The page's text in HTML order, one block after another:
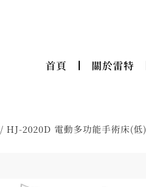
首頁 關於雷特
/ HJ-2020D 電動多功能手術床(低)